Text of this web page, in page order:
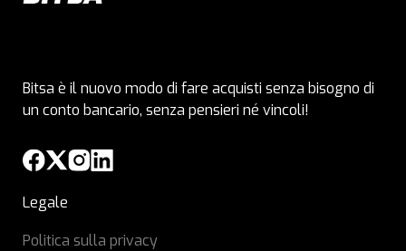
Bitsa è il nuovo modo di fare acquisti senza bisogno di
un conto bancario, senza pensieri né vincoli!
Legale
Politica sulla privacy